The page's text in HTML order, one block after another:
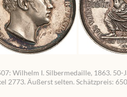
Wilhelm I. Silbermedaille, 1863.
2773. Äußerst selten. Schätzpreis: